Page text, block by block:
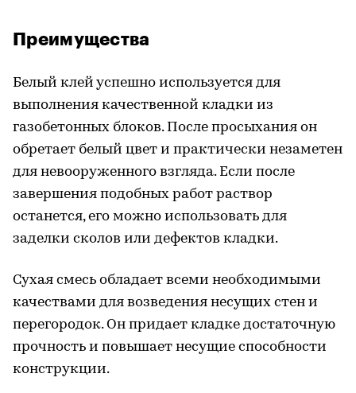
Преимущества
Белый клей успешно используется для
выполнения качественной кладки из
газобетонных блоков. После просыхания он
обретает белый цвет и практически незаметен
для невооруженного взгляда. Если после
завершения подобных работ раствор
останется, его можно использовать для
заделки сколов или дефектов кладки.
Сухая смесь обладает всеми необходимыми
качествами для возведения несущих стен и
перегородок. Он придает кладке достаточную
прочность и повышает несущие способности
конструкции.